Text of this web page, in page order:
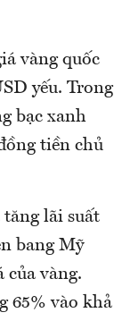
vàng quốc
yếu. Trong
bạc xanh
tiền chủ
lãi suất
bang Mỹ
của vàng.
65% vào khả